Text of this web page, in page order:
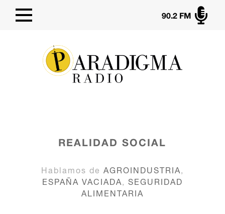

90.2 FM
REALIDAD SOCIAL
Hablamos de AGROINDUSTRIA,
ESPAÑA VACIADA, SEGURIDAD
ALIMENTARIA